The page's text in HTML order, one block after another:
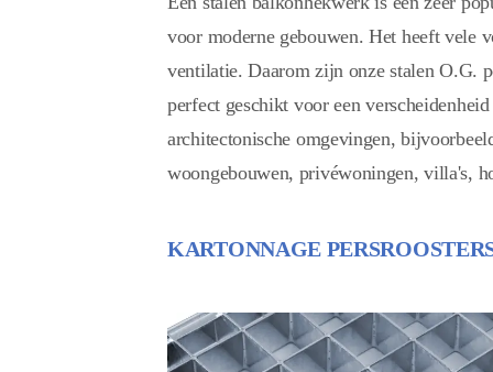
voor moderne gebouwen. Het heeft vele
ventilatie. Daarom zijn onze stalen O.G.
perfect geschikt voor een verscheidenheid
architectonische omgevingen,
woongebouwen, privéwoningen, villa's,
KARTONNAGE